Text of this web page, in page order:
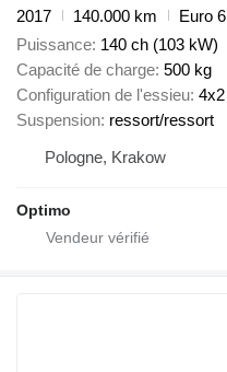
2017
140.000 km
Euro 6
Puissance 140 ch (103 kW)
Capacité de charge 500 kg
Configuration de l'essieu 4x2
Suspension ressort/ressort
Pologne, Krakow
Optimo